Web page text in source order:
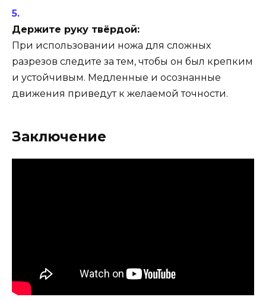
Держите руку твёрдой:
При использовании ножа для сложных
разрезов следите за тем, чтобы он был крепким
и устойчивым. Медленные и осознанные
движения приведут к желаемой точности.
Заключение